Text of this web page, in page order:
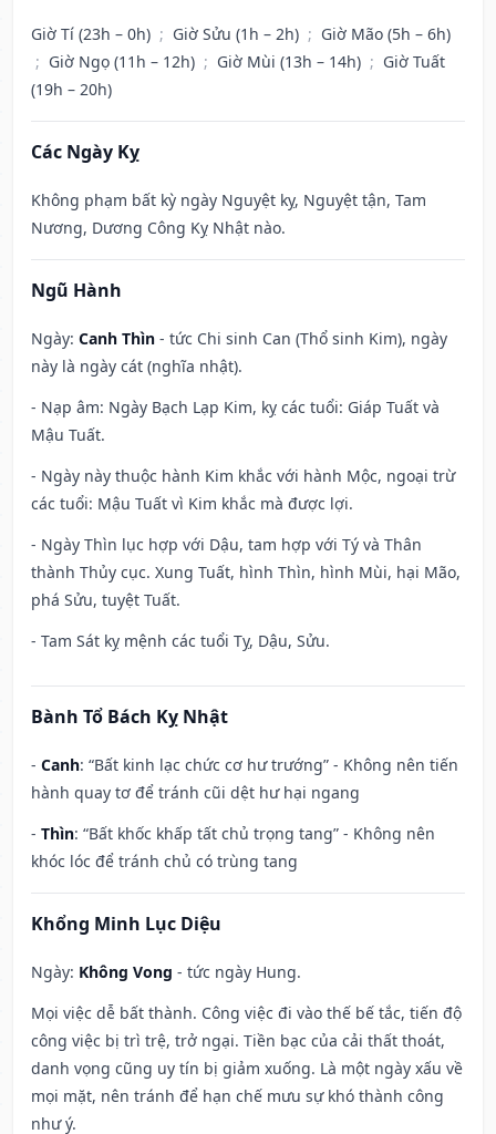
Giờ Tí (23h – 0h) ; Giờ Sửu (1h – 2h) ; Giờ Mão (5h – 6h)
; Giờ Ngọ (11h – 12h) ; Giờ Mùi (13h – 14h) ; Giờ Tuất
(19h – 20h)
Các Ngày Kỵ
Không phạm bất kỳ ngày Nguyệt kỵ, Nguyệt tận, Tam
Nương, Dương Công Kỵ Nhật nào.
Ngũ Hành
Ngày: Canh Thìn - tức Chi sinh Can (Thổ sinh Kim), ngày
này là ngày cát (nghĩa nhật).
- Nạp âm: Ngày Bạch Lạp Kim, kỵ các tuổi: Giáp Tuất và
Mậu Tuất.
- Ngày này thuộc hành Kim khắc với hành Mộc, ngoại trừ
các tuổi: Mậu Tuất vì Kim khắc mà được lợi.
- Ngày Thìn lục hợp với Dậu, tam hợp với Tý và Thân
thành Thủy cục. Xung Tuất, hình Thìn, hình Mùi, hại Mão,
phá Sửu, tuyệt Tuất.
- Tam Sát kỵ mệnh các tuổi Tỵ, Dậu, Sửu.
Bành Tổ Bách Kỵ Nhật
- Canh: “Bất kinh lạc chức cơ hư trướng” - Không nên tiến
hành quay tơ để tránh cũi dệt hư hại ngang
- Thìn: “Bất khốc khấp tất chủ trọng tang” - Không nên
khóc lóc để tránh chủ có trùng tang
Khổng Minh Lục Diệu
Ngày: Không Vong - tức ngày Hung.
Mọi việc dễ bất thành. Công việc đi vào thế bế tắc, tiến độ
công việc bị trì trệ, trở ngại. Tiền bạc của cải thất thoát,
danh vọng cũng uy tín bị giảm xuống. Là một ngày xấu về
mọi mặt, nên tránh để hạn chế mưu sự khó thành công
như ý.